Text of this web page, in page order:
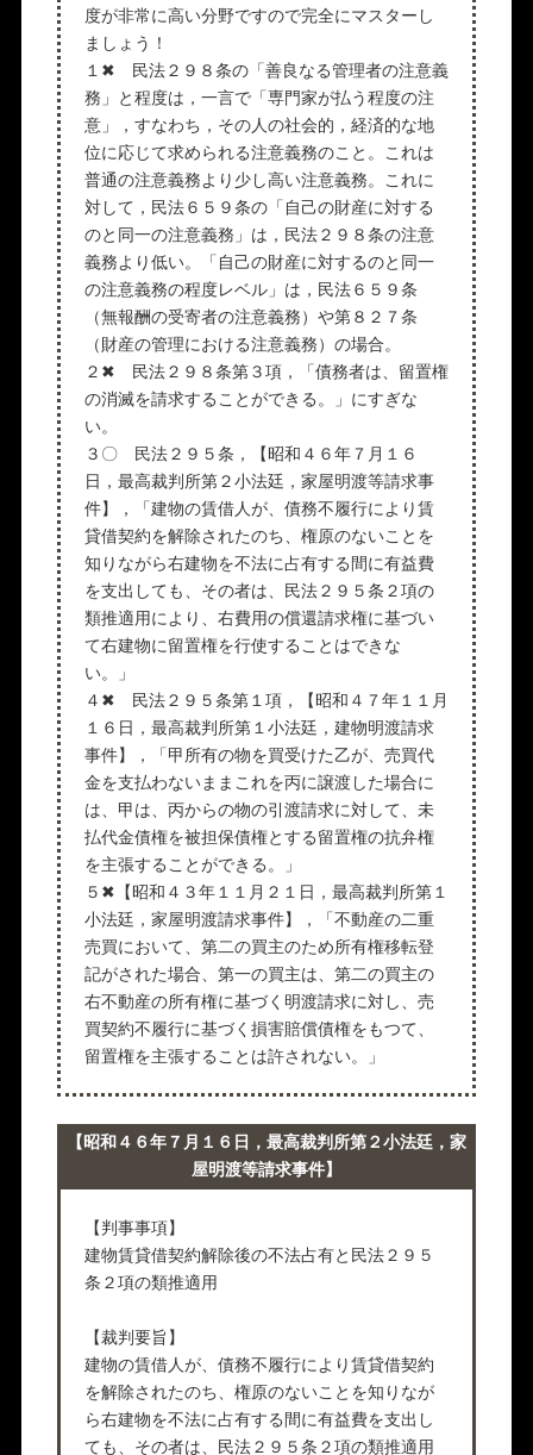
度が非常に高い分野ですので完全にマスターし
ましょう！
１✖ 民法２９８条の「善良なる管理者の注意義
務」と程度は，一言で「専門家が払う程度の注
意」，すなわち，その人の社会的，経済的な地
位に応じて求められる注意義務のこと。これは
普通の注意義務より少し高い注意義務。これに
対して，民法６５９条の「自己の財産に対する
のと同一の注意義務」は，民法２９８条の注意
義務より低い。「自己の財産に対するのと同一
の注意義務の程度レベル」は，民法６５９条
（無報酬の受寄者の注意義務）や第８２７条
（財産の管理における注意義務）の場合。
２✖ 民法２９８条第３項，「債務者は、留置権
の消滅を請求することができる。」にすぎな
い。
３〇 民法２９５条，【昭和４６年７月１６
日，最高裁判所第２小法廷，家屋明渡等請求事
件】，「建物の賃借人が、債務不履行により賃
貸借契約を解除されたのち、権原のないことを
知りながら右建物を不法に占有する間に有益費
を支出しても、その者は、民法２９５条２項の
類推適用により、右費用の償還請求権に基づい
て右建物に留置権を行使することはできな
い。」
４✖ 民法２９５条第１項，【昭和４７年１１月
１６日，最高裁判所第１小法廷，建物明渡請求
事件】，「甲所有の物を買受けた乙が、売買代
金を支払わないままこれを丙に譲渡した場合に
は、甲は、丙からの物の引渡請求に対して、未
払代金債権を被担保債権とする留置権の抗弁権
を主張することができる。」
５✖【昭和４３年１１月２１日，最高裁判所第１
小法廷，家屋明渡請求事件】，「不動産の二重
売買において、第二の買主のため所有権移転登
記がされた場合、第一の買主は、第二の買主の
右不動産の所有権に基づく明渡請求に対し、売
買契約不履行に基づく損害賠償債権をもつて、
留置権を主張することは許されない。」
【昭和４６年７月１６日，最高裁判所第２小法廷，家
屋明渡等請求事件】
【判事事項】
建物賃貸借契約解除後の不法占有と民法２９５
条２項の類推適用
【裁判要旨】
建物の賃借人が、債務不履行により賃貸借契約
を解除されたのち、権原のないことを知りなが
ら右建物を不法に占有する間に有益費を支出し
ても、その者は、民法２９５条２項の類推適用